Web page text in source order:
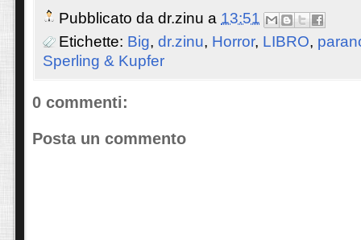
Pubblicato da dr.zinu a 13:51
Etichette: Big, dr.zinu, Horror, LIBRO,
Sperling & Kupfer
0 commenti:
Posta un commento